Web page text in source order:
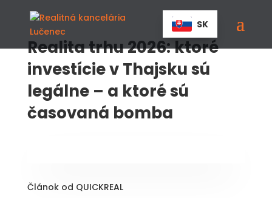
Realita trhu 2026: ktoré
investície v Thajsku sú
legálne – a ktoré sú
časovaná bomba
Článok od QUICKREAL
SK